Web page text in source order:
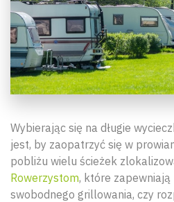
Wybierając się na długie
jest, by zaopatrzyć się w
pobliżu wielu ścieżek
Rowerzystom, które
swobodnego grillowania, czy